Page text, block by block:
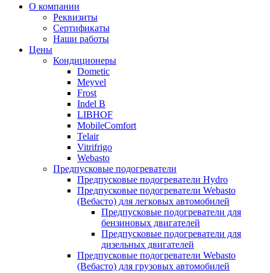
Основное
Перейти
содержимому
О компании
Реквизиты
Сертификаты
Наши работы
Цены
Кондиционеры
Dometic
Meyvel
Frost
Indel B
LIBHOF
MobileComfort
Telair
Vitrifrigo
Webasto
Предпусковые подогреватели
Предпусковые подогреватели Hydro
Предпусковые подогреватели Webasto
(Вебасто) для легковых автомобилей
Предпусковые подогреватели для
бензиновых двигателей
Предпусковые подогреватели для
дизельных двигателей
Предпусковые подогреватели Webasto
(Вебасто) для грузовых автомобилей